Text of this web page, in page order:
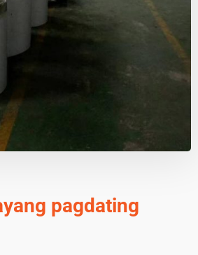
pagdating